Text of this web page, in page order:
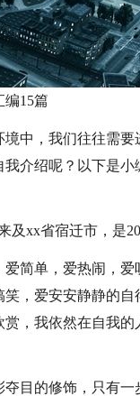
编15篇
境中，我们往往需
介绍呢？以下是
及xx省宿迁市，是
简单，爱热闹，
笑，爱安安静静的
，我依然在自我的
夺目的修饰，只有